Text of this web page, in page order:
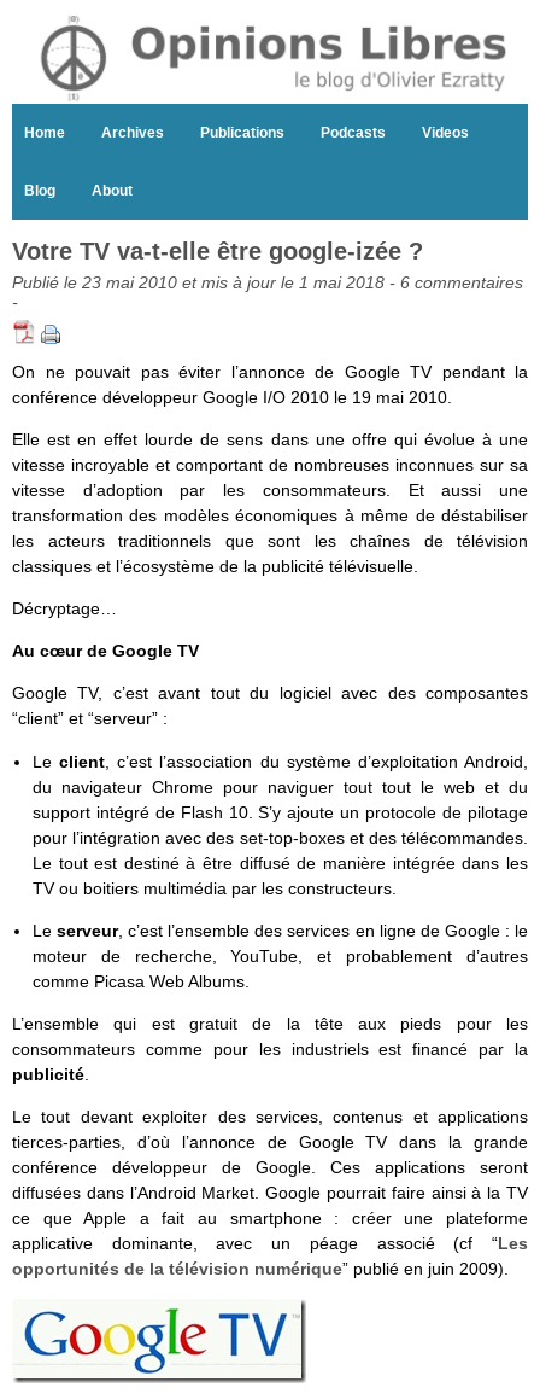
Home Archives Publications Podcasts Videos
Blog About
Votre TV va-t-elle être google-izée ?
Publié le 23 mai 2010 et mis à jour le 1 mai 2018 - 6 commentaires
-
On ne pouvait pas éviter l’annonce de Google TV pendant la
conférence développeur Google I/O 2010 le 19 mai 2010.
Elle est en effet lourde de sens dans une offre qui évolue à une
vitesse incroyable et comportant de nombreuses inconnues sur sa
vitesse d’adoption par les consommateurs. Et aussi une
transformation des modèles économiques à même de déstabiliser
les acteurs traditionnels que sont les chaînes de télévision
classiques et l’écosystème de la publicité télévisuelle.
Décryptage…
Au cœur de Google TV
Google TV, c’est avant tout du logiciel avec des composantes
“client” et “serveur” :
Leclient , c’est l’association du système d’exploitation Android,
du navigateur Chrome pour naviguer tout tout le web et du
support intégré de Flash 10. S’y ajoute un protocole de pilotage
pour l’intégration avec des set-top-boxes et des télécommandes.
Le tout est destiné à être diffusé de manière intégrée dans les
TV ou boitiers multimédia par les constructeurs.
Le serveur, c’est l’ensemble des services en ligne de Google : le
moteur de recherche, YouTube, et probablement d’autres
comme Picasa Web Albums.
L’ensemble qui est gratuit de la tête aux pieds pour les
consommateurs comme pour les industriels est financé par la
publicité
Le tout devant exploiter des services, contenus et applications
tierces-parties, d’où l’annonce de Google TV dans la grande
conférence développeur de Google. Ces applications seront
diffusées dans l’Android Market. Google pourrait faire ainsi à la TV
ce que Apple a fait au smartphone : créer une plateforme
applicative dominante, avec un péage associé (cf “Les
opportunités de la télévision numérique” publié en juin 2009).